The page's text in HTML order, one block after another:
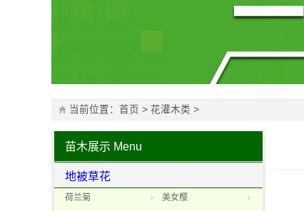
当前位置： 首页 > 花灌木类 >
苗木展示 Menu
地被草花
荷兰菊
美女樱